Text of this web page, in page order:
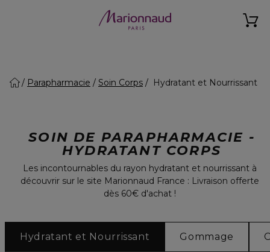
Parapharmacie Soin Corps Hydratant et Nourrissant
SOIN DE PARAPHARMACIE -
HYDRATANT CORPS
Les incontournables du rayon hydratant et nourrissant à
découvrir sur le site Marionnaud France : Livraison offerte
dès 60€ d'achat !
Hydratant et Nourrissant Gommage